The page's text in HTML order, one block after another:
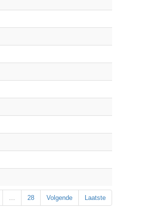
… 28 Volgende Laatste